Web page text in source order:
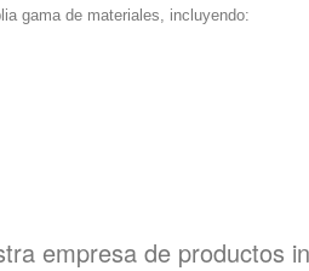
gama de materiales, incluyendo:
empresa de productos